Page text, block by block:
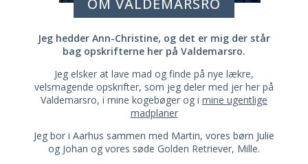
OM VALDEMARSRO
Jeg hedder Ann-Christine, og det er mig der står
bag opskrifterne her på Valdemarsro.
Jeg elsker at lave mad og finde på nye lækre,
velsmagende opskrifter, som jeg deler med jer her på
Valdemarsro, i mine kogebøger og i mine ugentlige
madplaner
Jeg bor i Aarhus sammen med Martin, vores børn Julie
og Johan og vores søde Golden Retriever, Mille.